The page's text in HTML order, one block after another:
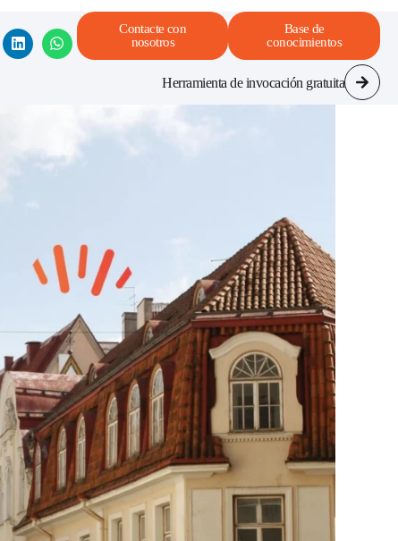
Contacte con
nosotros
Base de
conocimientos
Herramienta de invocación gratuita